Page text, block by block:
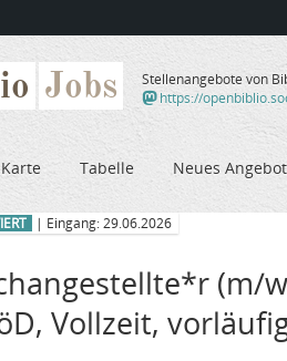
Jobs
Stellenangebote von
https://
Karte Tabelle Neues
| Eingang: 29.06.2026
(m/
Vollzeit,